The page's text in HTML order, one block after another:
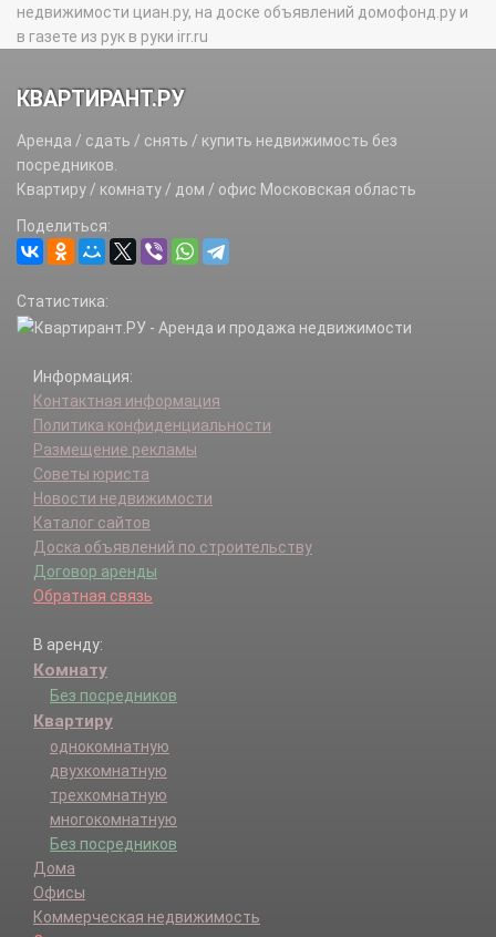
недвижимости циан.ру, на доске объявлений домофонд.ру и
в газете из рук в руки irr.ru
КВАРТИРАНТ.РУ
Аренда / сдать / снять / купить недвижимость без
посредников.
Квартиру / комнату / дом / офис Московская область
Поделиться:
Статистика:
Информация:
Контактная информация
Политика конфиденциальности
Размещение рекламы
Советы юриста
Новости недвижимости
Каталог сайтов
Доска объявлений по строительству
Договор аренды
Обратная связь
В аренду:
Комнату
Без посредников
Квартиру
однокомнатную
двухкомнатную
трехкомнатную
многокомнатную
Без посредников
Дома
Офисы
Коммерческая недвижимость